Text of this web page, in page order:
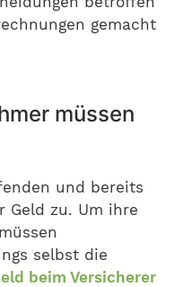
gemacht
müssen
und bereits
Geld zu. Um ihre
selbst die
beim Versicherer